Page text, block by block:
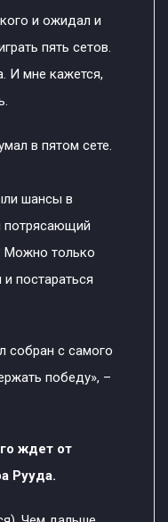
и ожидал и
пять сетов.
И мне кажется,
в пятом сете.
шансы в
потрясающий
Можно только
и постараться
собран с самого
победу», –
ждет от
Рууда.